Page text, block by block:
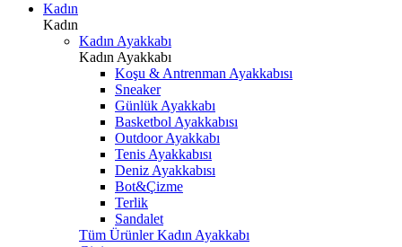
Kadın
Kadın
Kadın Ayakkabı
Kadın Ayakkabı
Koşu & Antrenman Ayakkabısı
Sneaker
Günlük Ayakkabı
Basketbol Ayakkabısı
Outdoor Ayakkabı
Tenis Ayakkabısı
Deniz Ayakkabısı
Bot&Çizme
Terlik
Sandalet
Tüm Ürünler Kadın Ayakkabı